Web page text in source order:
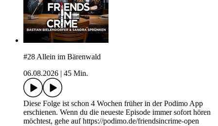
#28 Allein im Bärenwald
06.08.2026
45 Min.
Diese Folge ist schon 4 Wochen früher in der Podimo App
erschienen. Wenn du die neueste Episode immer sofort hören
möchtest, gehe auf https://podimo.de/friendsincrime-open